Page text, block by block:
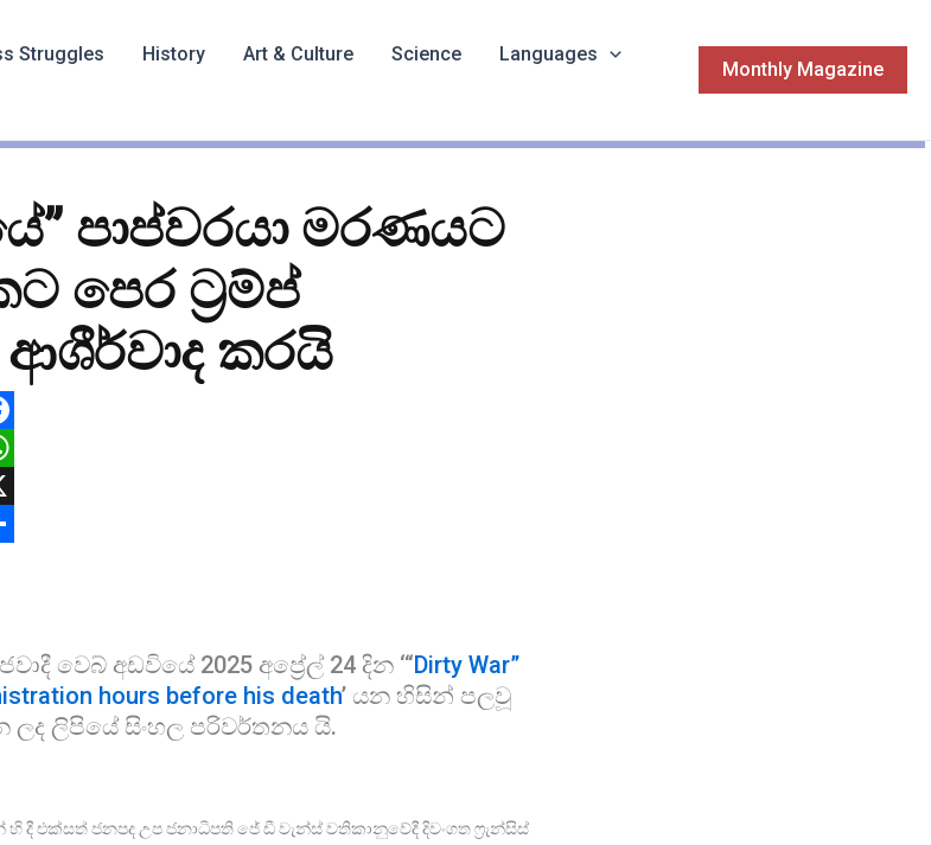
Struggles History Art & Culture Science
Languages
Monthly Magazine
පාප්වරයා මරණයට
පෙර ට්‍රම්ප්
කරයි
වෙබ් අඩවියේ 2025 අප්‍රේල් 24 දින ‘“Dirty War”
hours before his death’ යන හිසින් පලවූ
ලිපියේ සිංහල පරිවර්තනය යි.
හි දී එක්සත් ජනපද උප ජනාධිපති ජේ ඩී වැන්ස් වතිකානුවේදී දිවංගත ෆ්‍රැන්සිස්